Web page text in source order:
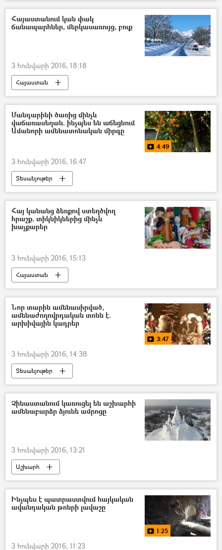
Հայաստանում կան փակ
ճանապարհներ, մերկասառույց, բուք
3 հունվարի 2016, 18:18
Հայաստան
Մանդարինի ծառից մինչև
վաճառասեղան. ինչպես են աճեցնում
Ամանորի ամենատոնական միրգը
4:49
3 հունվարի 2016, 16:47
Տեսանյութեր
Հայ կանանց ձեռքով ստեղծվող
հրաշք. տիկնիկներից մինչև
խաչքարեր
3 հունվարի 2016, 15:13
Հայաստան
Նոր տարին ամենասիրված,
ամենաժողովրդական տոնն է.
արխիվային կադրեր
3:47
3 հունվարի 2016, 14:38
Տեսանյութեր
Չինաստանում կառուցել են աշխարհի
ամենաբարձր ձյունե ամրոցը
3 հունվարի 2016, 13:21
Աշխարհ
Ինչպես է պատրաստվում հայկական
ավանդական թոնրի լավաշը
1:25
3 հունվարի 2016, 11:23